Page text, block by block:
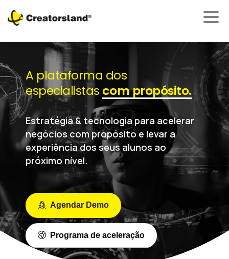
A plataforma dos
especialistas com propósito.
Estratégia & tecnologia para acelerar
negócios com propósito e levar a
experiência dos seus alunos ao
próximo nível.
Agendar Demo
Programa de aceleração